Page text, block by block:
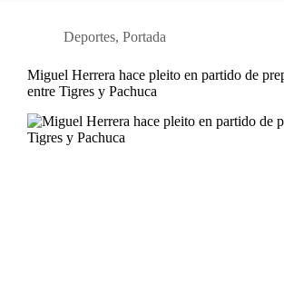
Deportes, Portada
Miguel Herrera hace pleito en partido de
entre Tigres y Pachuca